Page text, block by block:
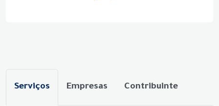
Serviços Empresas Contribuinte